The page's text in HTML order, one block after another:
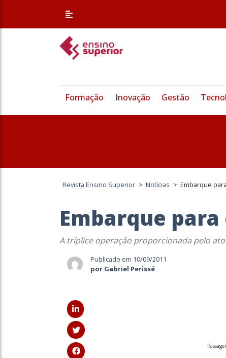
Formação Inovação Gestão
Revista Ensino Superior > Notícias > Embarque
Embarque
A tríplice operação proporcionada pelo
Publicado em 10/09/2011
por Gabriel Perissé